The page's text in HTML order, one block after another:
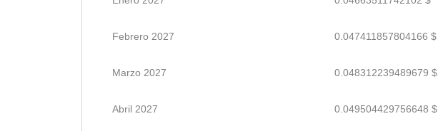
Febrero 2027 0.047411857804166 $
Marzo 2027 0.048312239489679 $
Abril 2027 0.049504429756648 $